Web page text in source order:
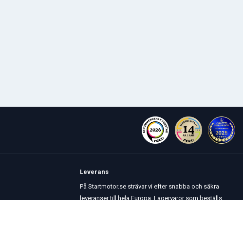
Leverans
På Startmotor.se strävar vi efter snabba och säkra
leveranser till hela Europa. Lagervaror som beställs